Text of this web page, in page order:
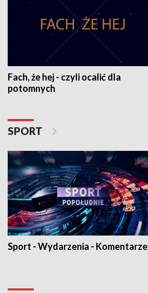
Fach, że hej - czyli ocalić dla
potomnych
SPORT
Sport - Wydarzenia - Komentarze